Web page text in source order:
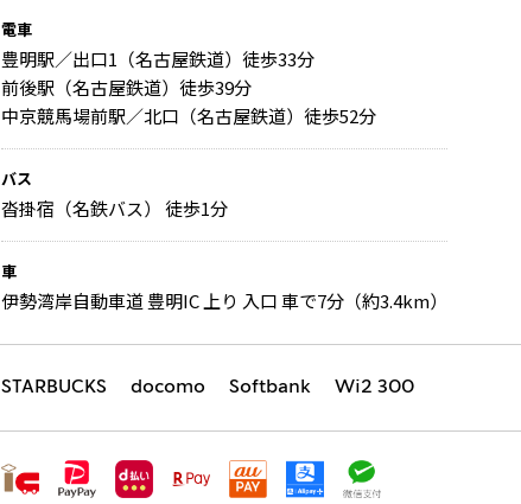
電車
豊明駅／出口1（名古屋鉄道）徒歩33分
前後駅（名古屋鉄道）徒歩39分
中京競馬場前駅／北口（名古屋鉄道）徒歩52分
バス
沓掛宿（名鉄バス） 徒歩1分
車
伊勢湾岸自動車道 豊明IC 上り 入口 車で7分（約3.4km）
STARBUCKS docomo Softbank Wi2 300